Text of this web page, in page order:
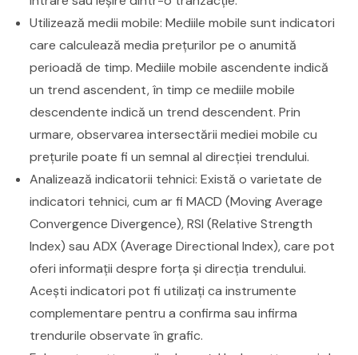
Utilizează medii mobile: Mediile mobile sunt indicatori
care calculează media prețurilor pe o anumită
perioadă de timp. Mediile mobile ascendente indică
un trend ascendent, în timp ce mediile mobile
descendente indică un trend descendent. Prin
urmare, observarea intersectării mediei mobile cu
prețurile poate fi un semnal al direcției trendului.
Analizează indicatorii tehnici: Există o varietate de
indicatori tehnici, cum ar fi MACD (Moving Average
Convergence Divergence), RSI (Relative Strength
Index) sau ADX (Average Directional Index), care pot
oferi informații despre forța și direcția trendului.
Acești indicatori pot fi utilizați ca instrumente
complementare pentru a confirma sau infirma
trendurile observate în grafic.